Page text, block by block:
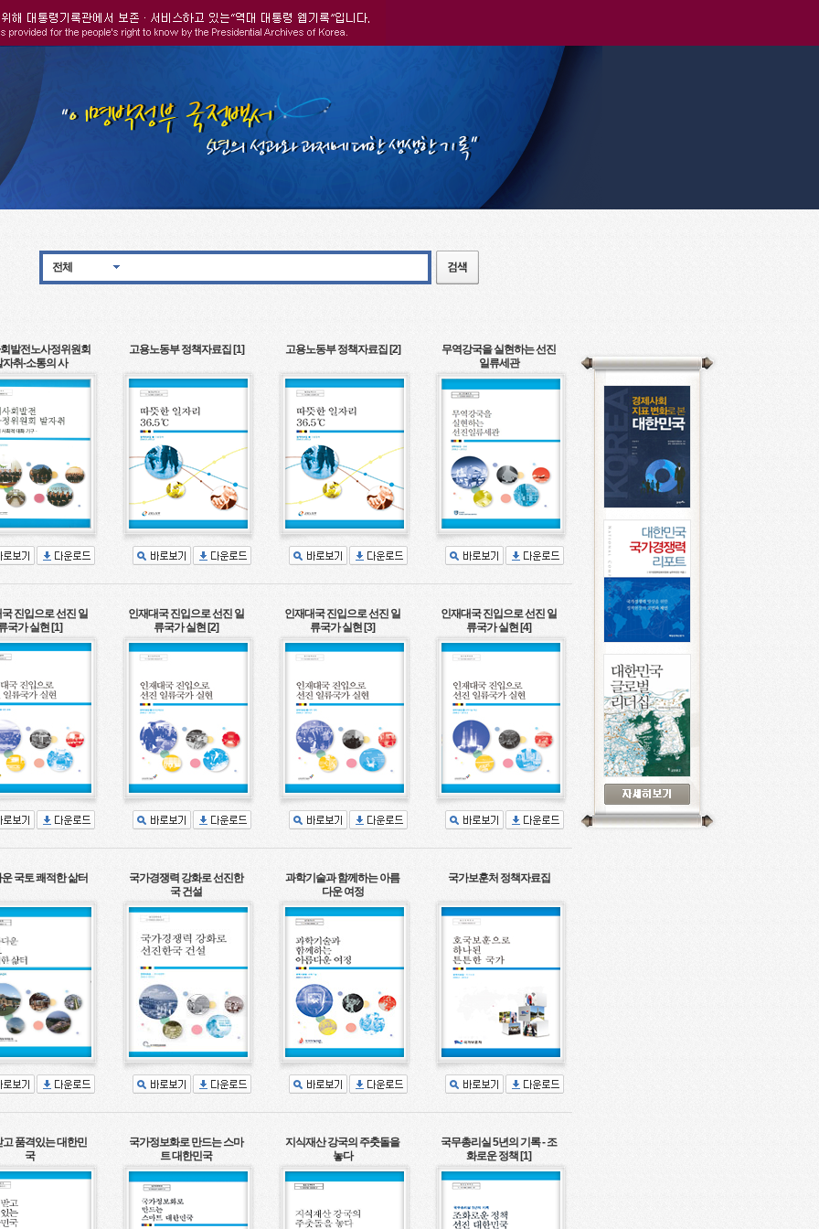
전체
발전노사정위원회
자취-소통의 사
고용노동부 정책자료집 [1] 고용노동부 정책자료집 [2]
무역강국을 실현하는 선진
일류세관
진입으로 선진 일
국가 실현 [1]
인재대국 진입으로 선진 일
류국가 실현 [2]
인재대국 진입으로 선진 일
류국가 실현 [3]
인재대국 진입으로 선진 일
류국가 실현 [4]
국토 쾌적한 삶터
국가경쟁력 강화로 선진한
국 건설
과학기술과 함께하는 아름
다운 여정
국가보훈처 정책자료집
품격있는 대한민
국
국가정보화로 만드는 스마
트 대한민국
지식재산 강국의 주춧돌을
놓다
국무총리실 5년의 기록 - 조
화로운 정책 [1]